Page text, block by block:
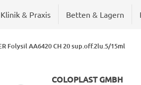
Klinik & Praxis Betten & Lagern
Folysil AA6420 CH 20 sup.off.2lu.5/15ml
COLOPLAST GMBH